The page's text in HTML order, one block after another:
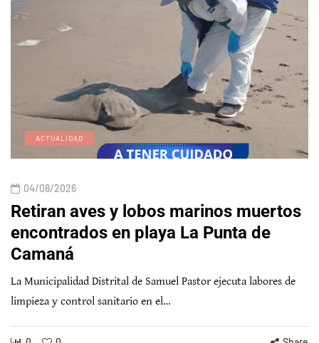
ACTUALIDAD
04/08/2026
Retiran aves y lobos marinos muertos
encontrados en playa La Punta de
Camaná
La Municipalidad Distrital de Samuel Pastor ejecuta labores de
limpieza y control sanitario en el…